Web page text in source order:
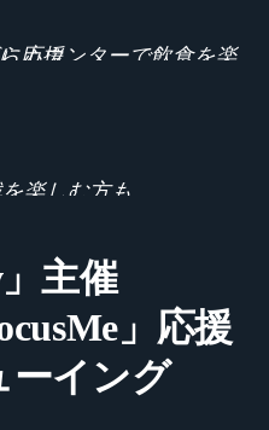
ーで飲食を楽しみながら応援。
楽しむ方も。
」主催
」応援
ーイング